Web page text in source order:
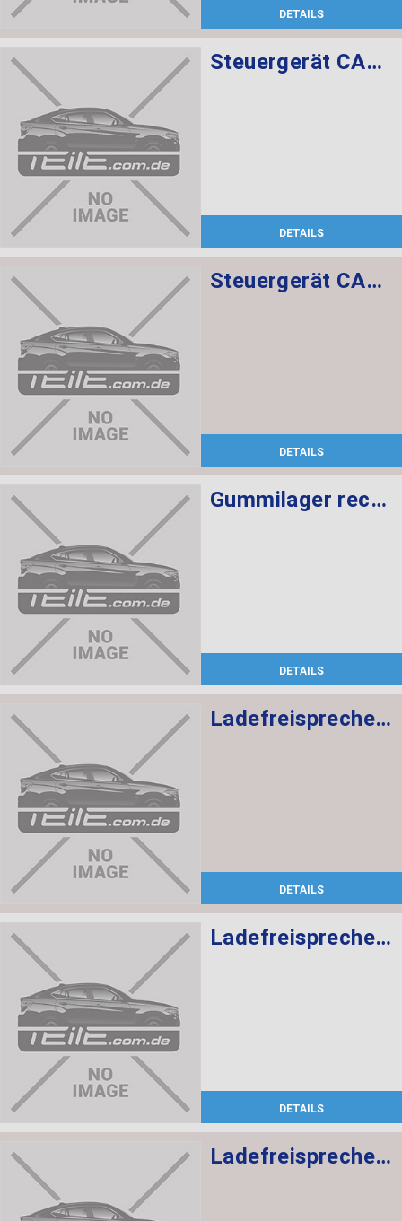
DETAILS
Steuergerät CAS CAS3
DETAILS
Steuergerät CAS CAS3
DETAILS
Gummilager rechts
DETAILS
Ladefreisprechelektronik High BASIS SVS MULF2
DETAILS
Ladefreisprechelektronik High BASIS SVS MULF2
DETAILS
Ladefreisprechelektronik High BASIS SVS MULF2